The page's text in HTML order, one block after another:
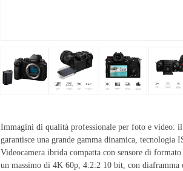
Immagini di qualità professionale per foto e video: il
garantisce una grande gamma dinamica,
Videocamera ibrida compatta con sensore di
un massimo di 4K 60p, 4:2:2 10 bit, con